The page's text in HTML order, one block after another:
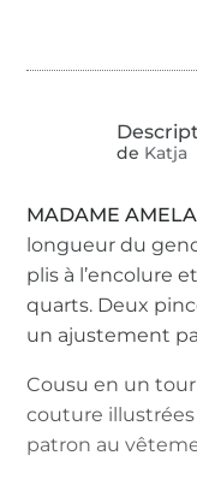
de Katja
MADAME
longueur du
plis à l’encolure
quarts. Deux
un ajustement
Cousu en un
couture illustrées
patron au